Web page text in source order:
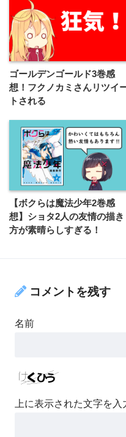
ゴールデンゴールド3巻感
想！フクノカミさんリツイ
トされる
【ボクらは魔法少年2巻感
想】ショタ2人の友情の描き
方が素晴らしすぎる！
コメントを残す
名前
上に表示された文字を入